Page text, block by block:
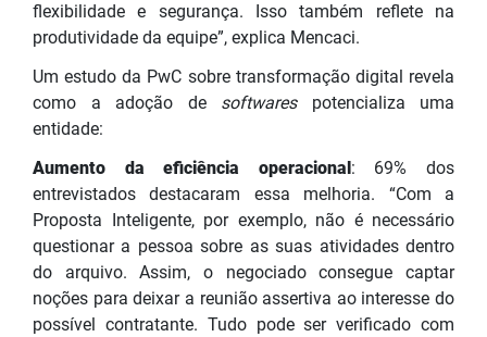
flexibilidade e segurança. Isso também reflete na
produtividade da equipe”, explica Mencaci.
Um estudo da PwC sobre transformação digital revela
como a adoção de softwares potencializa uma
entidade:
Aumento da eficiência operacional: 69% dos
entrevistados destacaram essa melhoria. “Com a
Proposta Inteligente, por exemplo, não é necessário
questionar a pessoa sobre as suas atividades dentro
do arquivo. Assim, o negociado consegue captar
noções para deixar a reunião assertiva ao interesse do
possível contratante. Tudo pode ser verificado com